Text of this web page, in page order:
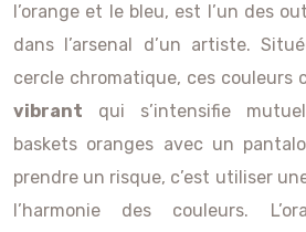
l’orange et le bleu, est l’un des
dans l’arsenal d’un artiste.
cercle chromatique, ces couleurs
vibrant qui s’intensifie
baskets oranges avec un
prendre un risque, c’est utiliser
l’harmonie des couleurs.